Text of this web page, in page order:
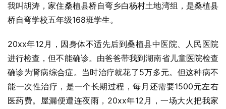
我叫胡涛，家住桑植县桥自弯乡白杨村土地湾组，是桑植县
桥自弯学校五年级168班学生。
20xx年12月，因身体不适先后到桑植县中医院、人民医院
进行检查，但不能确诊。由爸爸带我到湖南省儿童医院检查
确诊为肾病综合症。当时治疗就花了5万多元。但这种病不
能一次性治疗，是一个长期过程，每月还需要1500元左右
医药费。屋漏便遭连夜雨，20xx年12月，一场大火把我家